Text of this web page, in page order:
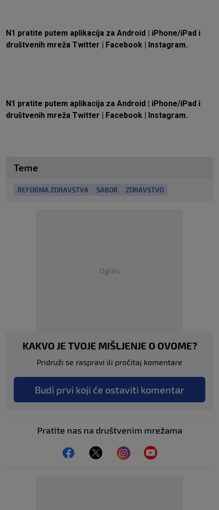
N1 pratite putem aplikacija za Android iPhone/iPad i
društvenih mreža Twitter Facebook Instagram.
N1 pratite putem aplikacija za Android iPhone/iPad i
društvenih mreža Twitter Facebook Instagram.
Teme
REFORMA ZDRAVSTVA SABOR ZDRAVSTVO
Oglas
KAKVO JE TVOJE MIŠLJENJE O OVOME?
Pridruži se raspravi ili pročitaj komentare
Budi prvi koji će ostaviti komentar
Pratite nas na društvenim mrežama